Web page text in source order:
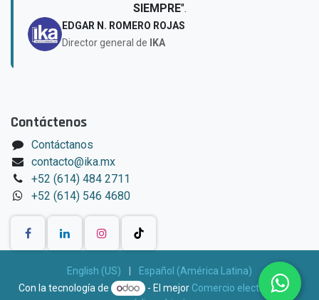
SIEMPRE".
EDGAR N. ROMERO ROJAS
Director general de
IKA
Contáctenos
Contáctanos
contacto@ika.mx
+52 (614) 484 2711
+52 (614) 546 4680
English (US)
Español (América Latina)
Con la tecnología de
- El mejor Comercio electrónico de